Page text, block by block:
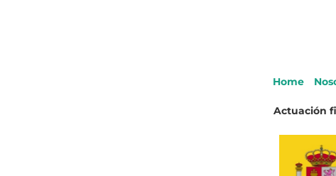
Home
Actuación